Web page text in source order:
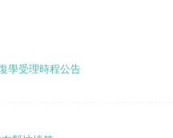
學受理時程公告